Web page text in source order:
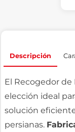
Descripción
El Recogedor de
elección ideal
solución
persianas.